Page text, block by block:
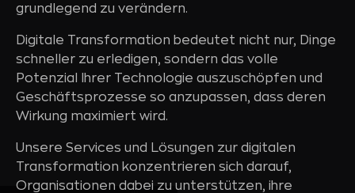
grundlegend zu verändern.
Digitale Transformation bedeutet nicht nur, Dinge
schneller zu erledigen, sondern das volle
Potenzial Ihrer Technologie auszuschöpfen und
Geschäftsprozesse so anzupassen, dass deren
Wirkung maximiert wird.
Unsere Services und Lösungen zur digitalen
Transformation konzentrieren sich darauf,
Organisationen dabei zu unterstützen, ihre